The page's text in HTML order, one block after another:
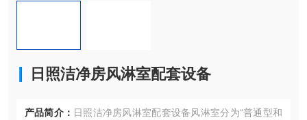
日照洁净房风淋室配套设备
产品简介： 日照洁净房风淋室配套设备风淋室分为“普通型和